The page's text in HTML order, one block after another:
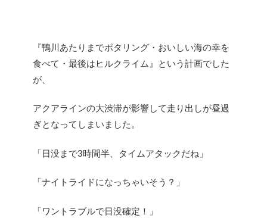
『鴨川あたりまでポタリング・おいしい海の幸を
食べて・最後はヒルクライム』という計画でした
が、
アクアラインの大渋滞が影響して走り出しが昼過
ぎとなってしまいました。
「日没まで3時間半、タイムアタックだね」
「ナイトライドになっちゃいそう？」
「ワントラブルで日没確定！」